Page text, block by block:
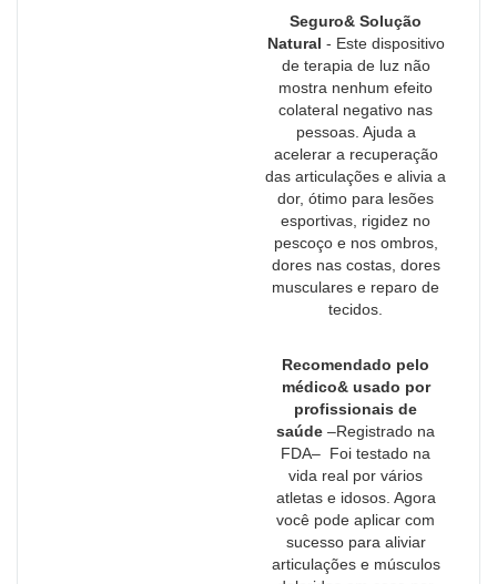
Seguro& Solução
Natural - Este dispositivo
de terapia de luz não
mostra nenhum efeito
colateral negativo nas
pessoas. Ajuda a
acelerar a recuperação
das articulações e alivia a
dor, ótimo para lesões
esportivas, rigidez no
pescoço e nos ombros,
dores nas costas, dores
musculares e reparo de
tecidos.
Recomendado pelo
médico& usado por
profissionais de
saúde –Registrado na
FDA– Foi testado na
vida real por vários
atletas e idosos. Agora
você pode aplicar com
sucesso para aliviar
articulações e músculos